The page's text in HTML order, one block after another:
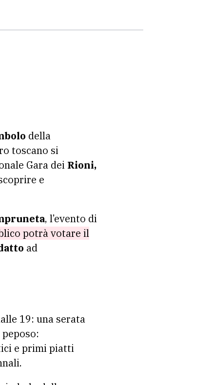
della
toscano si
Gara dei Rioni,
e
, l’evento di
potrà votare il
ad
19: una serata
peposo:
e primi piatti